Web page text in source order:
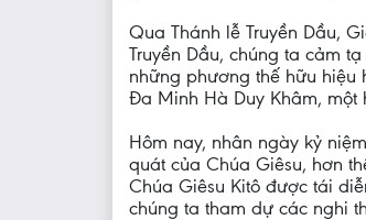
Qua Thánh lễ Truyền Dầu,
Truyền Dầu, chúng ta cảm
những phương thế hữu
Đa Minh Hà Duy Khâm, một
Hôm nay, nhân ngày kỷ
quát của Chúa Giêsu, hơn
Chúa Giêsu Kitô được tái
chúng ta tham dự các nghi